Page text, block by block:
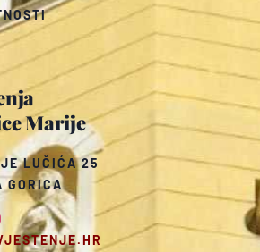
Marije
LUČIĆA 25
GORICA